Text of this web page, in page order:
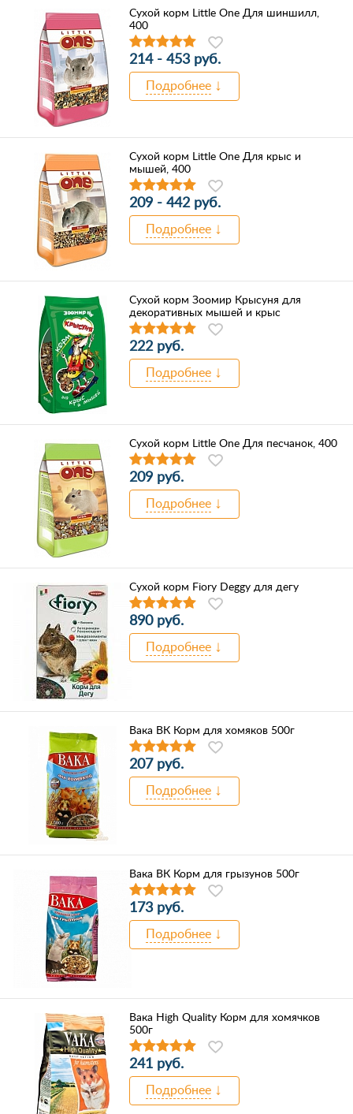
Сухой корм Little One Для шиншилл,
400
214 - 453 руб.
Подробнее
Сухой корм Little One Для крыс и
мышей, 400
209 - 442 руб.
Подробнее
Сухой корм Зоомир Крысуня для
декоративных мышей и крыс
222 руб.
Подробнее
Сухой корм Little One Для песчанок, 400
209 руб.
Подробнее
Сухой корм Fiory Deggy для дегу
890 руб.
Подробнее
Вака ВК Корм для хомяков 500г
207 руб.
Подробнее
Вака ВК Корм для грызунов 500г
173 руб.
Подробнее
Вака High Quality Корм для хомячков
500г
241 руб.
Подробнее